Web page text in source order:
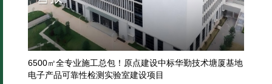
6500㎡全专业施工总包！原点建设中标华勤技术塘厦基地
电子产品可靠性检测实验室建设项目